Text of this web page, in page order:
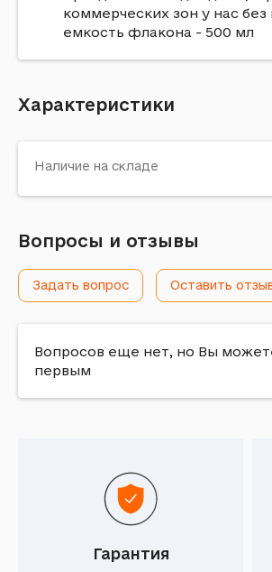
коммерческих зон у нас без
емкость флакона - 500 мл
Характеристики
Наличие на складе
Вопросы и отзывы
Задать вопрос Оставить
Вопросов еще нет, но Вы
первым
Гарантия